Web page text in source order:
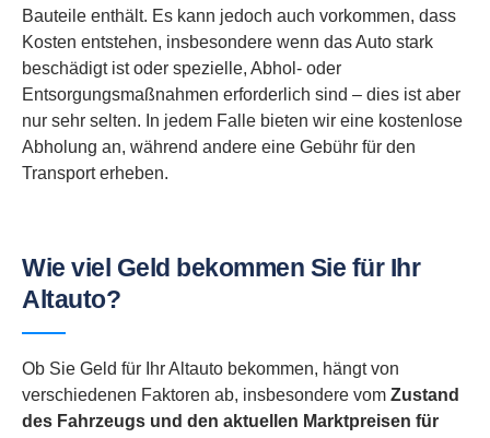
Bauteile enthält. Es kann jedoch auch vorkommen, dass
Kosten entstehen, insbesondere wenn das Auto stark
beschädigt ist oder spezielle, Abhol- oder
Entsorgungsmaßnahmen erforderlich sind – dies ist aber
nur sehr selten. In jedem Falle bieten wir eine kostenlose
Abholung an, während andere eine Gebühr für den
Transport erheben.
Wie viel Geld bekommen Sie für Ihr
Altauto?
Ob Sie Geld für Ihr Altauto bekommen, hängt von
verschiedenen Faktoren ab, insbesondere vom Zustand
des Fahrzeugs und den aktuellen Marktpreisen für